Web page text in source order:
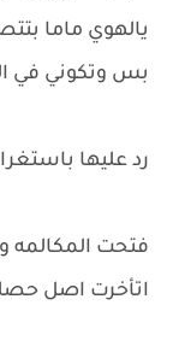
يالهوي ماما
بس وتكوني في
رد عليها
فتحت المكالمه
اتأخرت اصل